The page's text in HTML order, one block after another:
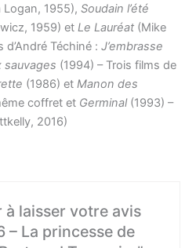
Logan, 1955), Soudain l’été
1959) et Le Lauréat (Mike
Téchiné : J’embrasse
sauvages (1994) – Trois films de
(1986) et Manon des
coffret et Germinal(1993) –
2016)
à laisser votre avis
– La princesse de